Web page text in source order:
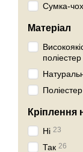
Сумка-
Матеріал
поліестер
Поліестер
Кріплення
Ні 23
Так 26